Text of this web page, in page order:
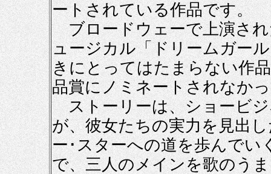
ートされている作品です。
ブロードウェーで上演され
ュージカル「ドリームガー
きにとってはたまらない作
品賞にノミネートされなか
ストーリーは、ショービジ
が、彼女たちの実力を見出
ー･スターへの道を歩んでい
で、三人のメインを歌のう